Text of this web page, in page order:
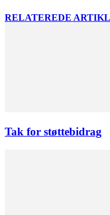
RELATEREDE
Tak for støttebidrag